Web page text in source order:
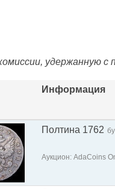
удержанную с
Информация
Полтина 1762
Аукцион: AdaCoins